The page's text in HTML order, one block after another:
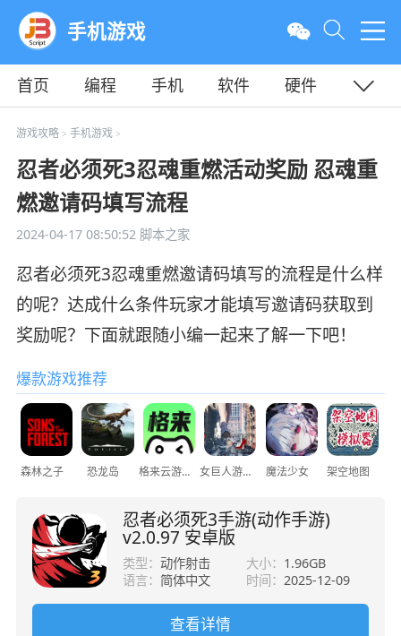
手机游戏
首页 编程 手机 软件
硬件
教程
平面
游戏攻略> 手机游戏>
忍者必须死3忍魂重燃活动奖励 忍魂重
燃邀请码填写流程
2024-04-17 08:50:52脚本之家
忍者必须死3忍魂重燃邀请码填写的流程是什么样
的呢？达成什么条件玩家才能填写邀请码获取到
奖励呢？下面就跟随小编一起来了解一下吧！
爆款游戏推荐
森林之子 恐龙岛 格来云游戏 女巨人游乐场 魔法少女 架空地图
忍者必须死3手游(动作手游)
v2.0.97 安卓版
类型：动作射击 大小： 1.96GB
语言： 简体中文 时间： 2025-12-09
查看详情